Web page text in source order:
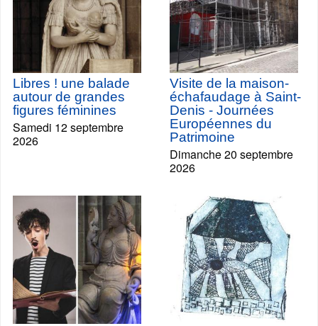
Libres ! une balade
autour de grandes
figures féminines
Samedi 12 septembre
2026
Visite de la maison-
échafaudage à Saint-
Denis - Journées
Européennes du
Patrimoine
Dimanche 20 septembre
2026